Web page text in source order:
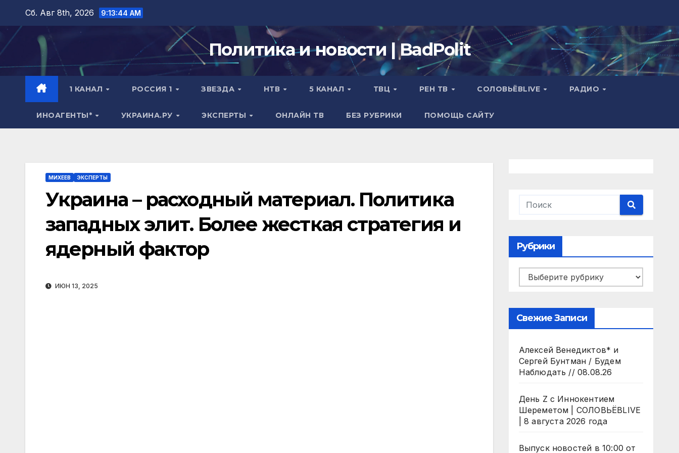
Перейти
содержимому
Сб. Авг 8th, 2026 9:13:45 AM
Политика и новости | BadPolit
1 КАНАЛ РОССИЯ 1 ЗВЕЗДА НТВ 5 КАНАЛ ТВЦ РЕН ТВ СОЛОВЬЁВLIVE РАДИО
ИНОАГЕНТЫ* УКРАИНА.РУ ЭКСПЕРТЫ ОНЛАЙН ТВ БЕЗ РУБРИКИ ПОМОЩЬ САЙТУ
МИХЕЕВ ЭКСПЕРТЫ
Украина – расходный материал. Политика
западных элит. Более жесткая стратегия и
ядерный фактор
ИЮН 13, 2025
Рубрики
Рубрики
Свежие Записи
Алексей Венедиктов* и
Сергей Бунтман / Будем
Наблюдать // 08.08.26
День Z с Иннокентием
Шереметом | СОЛОВЬЁВLIVE
| 8 августа 2026 года
Выпуск новостей в 10:00 от